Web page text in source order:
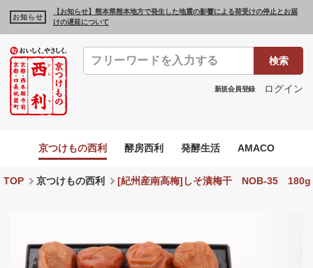
お知らせ
【お知らせ】熊本県熊本地方で発生した地震の影響による荷受けの停止とお届
けの遅延について
検索
新規会員登録 ログイン
京つけもの西利 酵房西利 発酵生活 AMACO
TOP 京つけもの西利 [紀州産南高梅]しそ漬梅干 NOB‐35 180g